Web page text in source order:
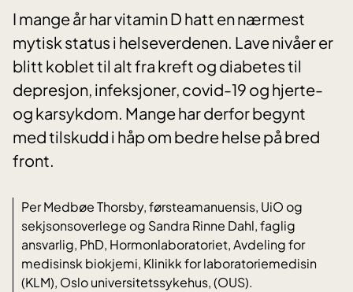
I mange år har vitamin D hatt en nærmest
mytisk status i helseverdenen. Lave nivåer er
blitt koblet til alt fra kreft og diabetes til
depresjon, infeksjoner, covid-19 og hjerte-
og karsykdom. Mange har derfor begynt
med tilskudd i håp om bedre helse på bred
front.
Per Medbøe Thorsby, førsteamanuensis, UiO og
sekjsonsoverlege og Sandra Rinne Dahl, faglig
ansvarlig, PhD, Hormonlaboratoriet, Avdeling for
medisinsk biokjemi, Klinikk for laboratoriemedisin
(KLM), Oslo universitetssykehus, (OUS).